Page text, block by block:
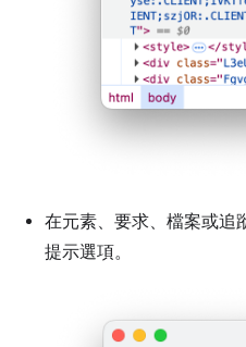
在元素、要求、檔案或追
提示選項。